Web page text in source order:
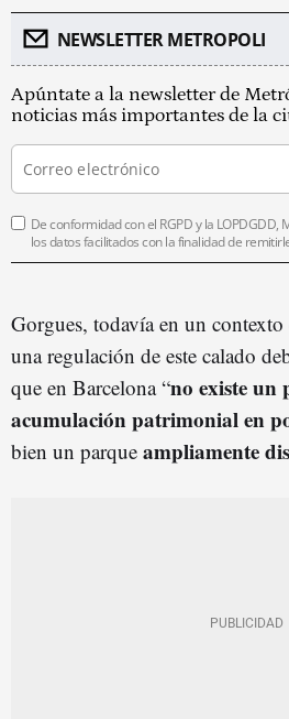
NEWSLETTER METROPOLI
Apúntate a la newsletter de
noticias más importantes de la
De conformidad con el RGPD y la LOPDGDD,
los datos facilitados con la finalidad de
Gorgues, todavía en un contexto
una regulación de este calado
que en Barcelona “no existe un
acumulación patrimonial en
bien un parque ampliamente